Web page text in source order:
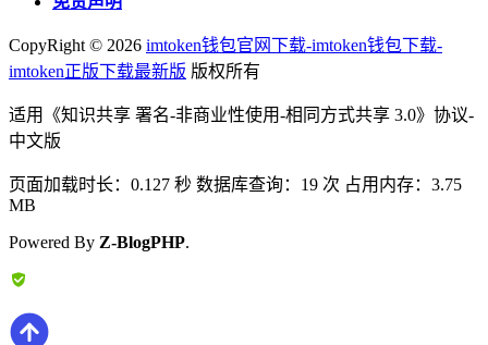
CopyRight © 2026 imtoken钱包官网下载-imtoken钱包下载-
imtoken正版下载最新版 版权所有
适用《知识共享 署名-非商业性使用-相同方式共享 3.0》协议-
中文版
页面加载时长：0.127 秒 数据库查询：19 次 占用内存：3.75
MB
Powered By Z-BlogPHP.